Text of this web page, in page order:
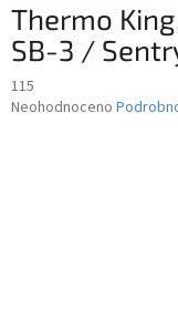
Thermo
SB-3 /
115
Průměrné
Neohodnoceno